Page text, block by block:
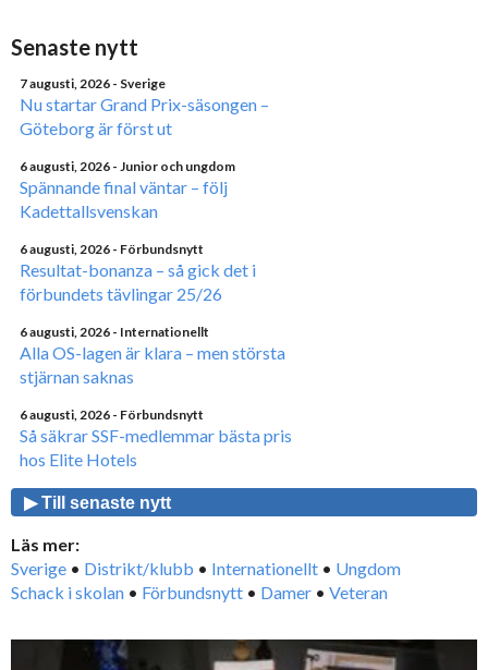
Senaste nytt
7 augusti, 2026 - Sverige
Nu startar Grand Prix-säsongen –
Göteborg är först ut
6 augusti, 2026 - Junior och ungdom
Spännande final väntar – följ
Kadettallsvenskan
6 augusti, 2026 - Förbundsnytt
Resultat-bonanza – så gick det i
förbundets tävlingar 25/26
6 augusti, 2026 - Internationellt
Alla OS-lagen är klara – men största
stjärnan saknas
6 augusti, 2026 - Förbundsnytt
Så säkrar SSF-medlemmar bästa pris
hos Elite Hotels
▶ Till senaste nytt
Läs mer:
Sverige • Distrikt/klubb • Internationellt • Ungdom
Schack i skolan • Förbundsnytt • Damer • Veteran